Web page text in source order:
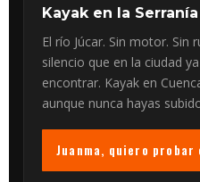
Kayak en la
El río Júcar. Sin motor. Sin
silencio que en la ciudad
encontrar. Kayak en
aunque nunca hayas
Juanma, quiero probar